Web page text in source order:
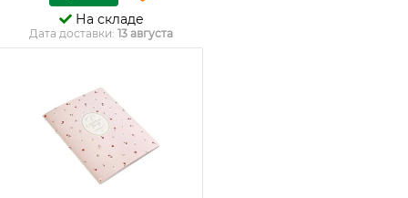
На складе
Дата доставки: 13 августа